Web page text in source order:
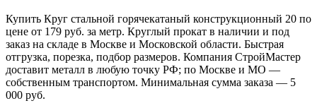
Купить Круг стальной горячекатаный конструкционный 20 по
цене от 179 руб. за метр. Круглый прокат в наличии и под
заказ на складе в Москве и Московской области. Быстрая
отгрузка, порезка, подбор размеров. Компания СтройМастер
доставит металл в любую точку РФ; по Москве и МО —
собственным транспортом. Минимальная сумма заказа — 5
000 руб.